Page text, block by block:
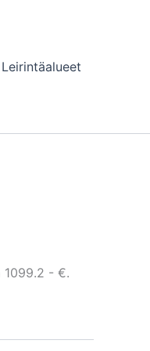
Leirintäalueet
- €.